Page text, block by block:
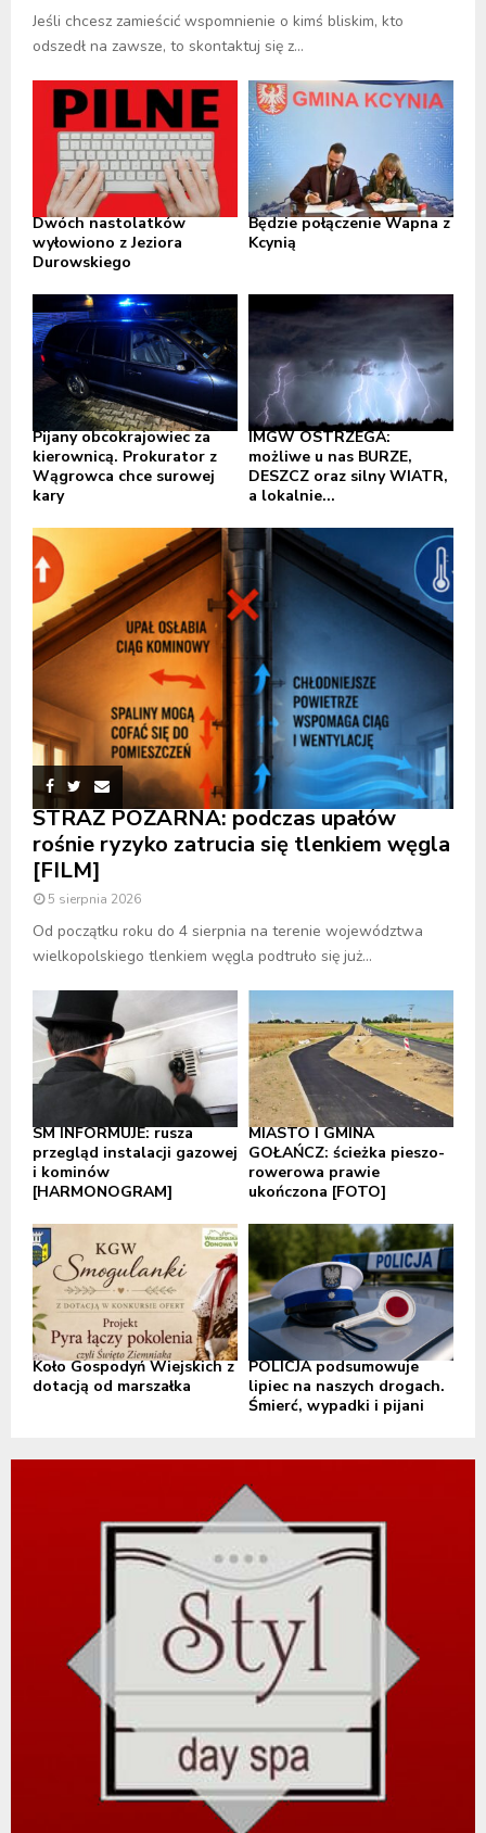
Jeśli chcesz zamieścić wspomnienie o kimś bliskim, kto
odszedł na zawsze, to skontaktuj się z...
Dwóch nastolatków
wyłowiono z Jeziora
Durowskiego
Będzie połączenie Wapna z
Kcynią
Pijany obcokrajowiec za
kierownicą. Prokurator z
Wągrowca chce surowej
kary
IMGW OSTRZEGA:
możliwe u nas BURZE,
DESZCZ oraz silny WIATR,
a lokalnie...
STRAŻ POŻARNA: podczas upałów
rośnie ryzyko zatrucia się tlenkiem węgla
[FILM]
5 sierpnia 2026
Od początku roku do 4 sierpnia na terenie województwa
wielkopolskiego tlenkiem węgla podtruło się już...
SM INFORMUJE: rusza
przegląd instalacji gazowej
i kominów
[HARMONOGRAM]
MIASTO I GMINA
GOŁAŃCZ: ścieżka pieszo-
rowerowa prawie
ukończona [FOTO]
Koło Gospodyń Wiejskich z
dotacją od marszałka
POLICJA podsumowuje
lipiec na naszych drogach.
Śmierć, wypadki i pijani